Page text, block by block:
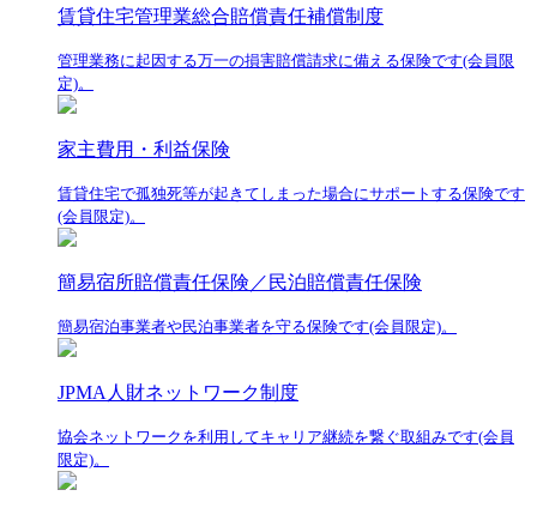
賃貸住宅管理業総合賠償責任補償制度
管理業務に起因する万一の損害賠償請求に備える保険です(会員限
定)。
家主費用・利益保険
賃貸住宅で孤独死等が起きてしまった場合にサポートする保険です
(会員限定)。
簡易宿所賠償責任保険／民泊賠償責任保険
簡易宿泊事業者や民泊事業者を守る保険です(会員限定)。
JPMA人財ネットワーク制度
協会ネットワークを利用してキャリア継続を繋ぐ取組みです(会員
限定)。